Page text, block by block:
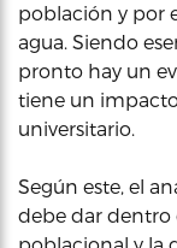
población y por
agua. Siendo
pronto hay un
tiene un
universitario.
Según este, el
debe dar